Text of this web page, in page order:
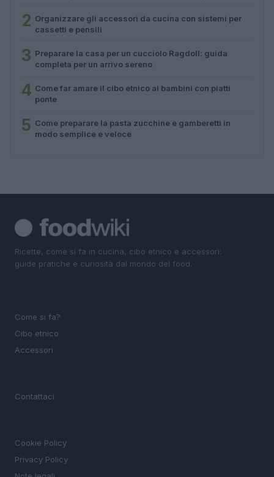
2 Organizzare gli accessori da cucina con sistemi per
cassetti e pensili
3 Preparare la casa per un cucciolo Ragdoll: guida
completa per un arrivo sereno
4 Come far amare il cibo etnico ai bambini con piatti
ponte
5 Come preparare la pasta zucchine e gamberetti in
modo semplice e veloce
Ricette, come si fa in cucina, cibo etnico e accessori:
guide pratiche e curiosità dal mondo del food.
Come si fa?
Cibo etnico
Accessori
Contattaci
Cookie Policy
Privacy Policy